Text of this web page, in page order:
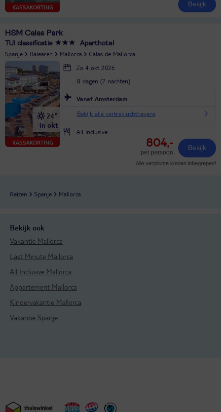
KASSAKORTING Bekijk
HSM Calas Park
TUI classificatie Aparthotel
Spanje Balearen Mallorca Calas de Mallorca
KASSAKORTING
24°
in okt
Zo 4 okt 2026
8 dagen (7 nachten)
Vanaf Amsterdam
Bekijk alle vertrekluchthavens
All Inclusive
804,-
per persoon
Bekijk
Alle verplichte kosten inbegrepen!
Reizen Spanje Mallorca
Bekijk ook
Vakantie Mallorca
Last Minute Mallorca
All Inclusive Mallorca
Appartement Mallorca
Kindervakantie Mallorca
Vakantie Spanje